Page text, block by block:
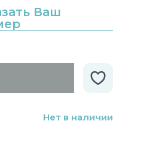
Ваш
Нет в наличии